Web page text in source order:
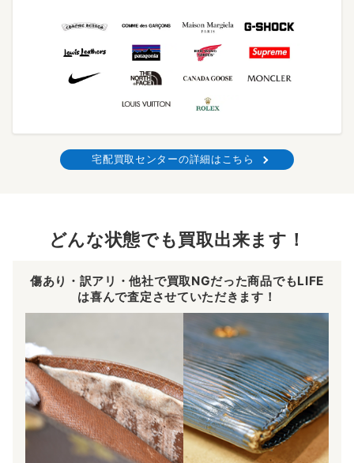
宅配買取センターの詳細はこちら
どんな状態でも買取出来ます！
傷あり・訳アリ・他社で買取NGだった商品でもLIFE
は喜んで査定させていただきます！